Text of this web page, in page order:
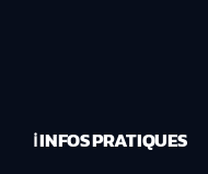
ℹ️ INFOS PRATIQUES